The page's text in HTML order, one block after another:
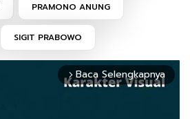
PRAMONO ANUNG
SIGIT PRABOWO
arrow_forward_ios Baca Selengkapnya